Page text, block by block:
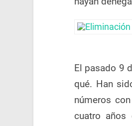
El pasado 9
qué. Han
números
cuatro años